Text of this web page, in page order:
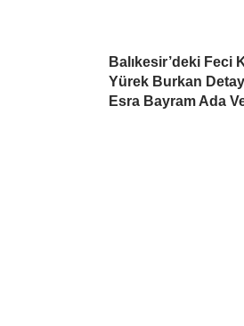
Balıkesir’deki Feci
Yürek Burkan
Esra Bayram Ada